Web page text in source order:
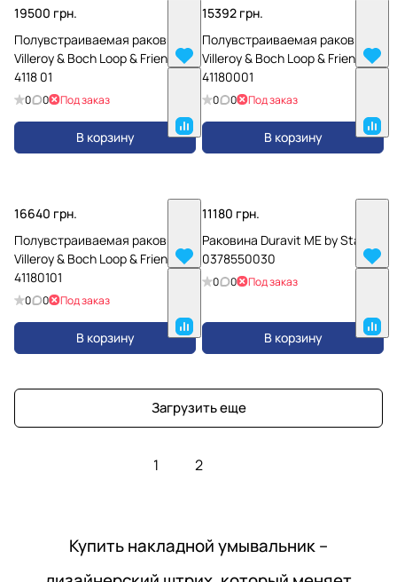
19500 грн.
Полувстраиваемая раковина
Villeroy & Boch Loop & Friends
4118 01
0 0 Под заказ
В корзину
15392 грн.
Полувстраиваемая раковина
Villeroy & Boch Loop & Friends
41180001
0 0 Под заказ
В корзину
16640 грн.
Полувстраиваемая раковина
Villeroy & Boch Loop & Friends
41180101
0 0 Под заказ
В корзину
11180 грн.
Раковина Duravit ME by Starck
0378550030
0 0 Под заказ
В корзину
Загрузить еще
1 2
Купить накладной умывальник –